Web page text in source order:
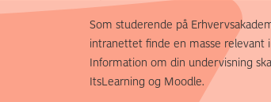
Som studerende på
intranettet finde en masse relevant
Information om din undervisning
ItsLearning og Moodle.